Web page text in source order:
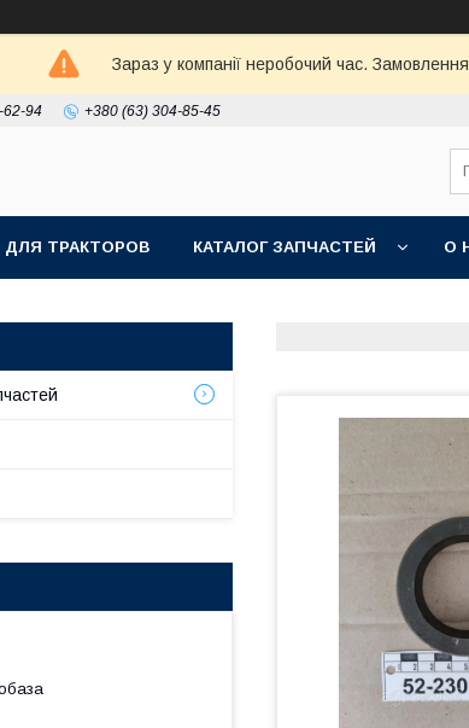
Зараз у компанії неробочий час.
62-94 +380 (63) 304-85-45
ДЛЯ ТРАКТОРОВ КАТАЛОГ ЗАПЧАСТЕЙ О